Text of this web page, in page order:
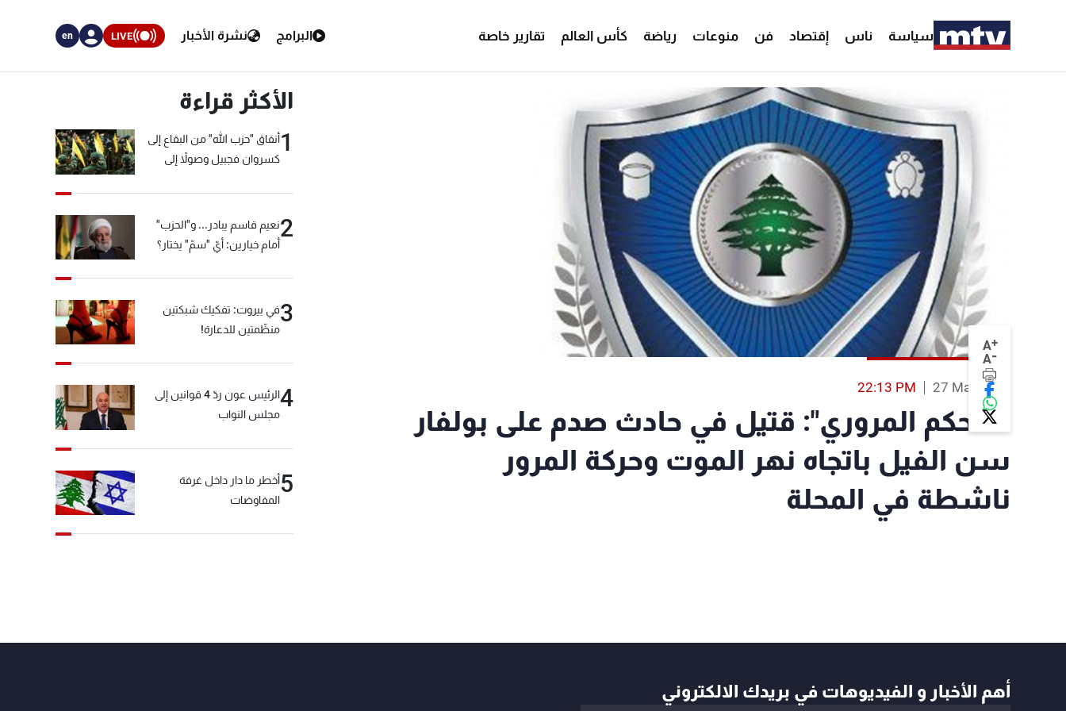
سياسة ناس إقتصاد فن منوعات رياضة كأس العالم تقارير خاصة البرامج نشرة الأخبار LIVE
en
A+
A-
27 Mar 2018
22:13 PM
"التحكم المروري": قتيل في حادث صدم على بولفار
سن الفيل باتجاه نهر الموت وحركة المرور
ناشطة في المحلة
الأكثر قراءة
1أنفاق "حزب الله" من البقاع إلى
كسروان فجبيل وصولاً إلى
2نعيم قاسم يبادر... و"الحزب"
أمام خيارين: أيّ "سمّ" يختار؟
3في بيروت: تفكيك شبكتين
منظّمتين للدعارة!
4
الرئيس عون ردّ 4 قوانين إلى
مجلس النواب
5أخطر ما دار داخل غرفة
المفاوضات
أهم الأخبار و الفيديوهات في بريدك الالكتروني